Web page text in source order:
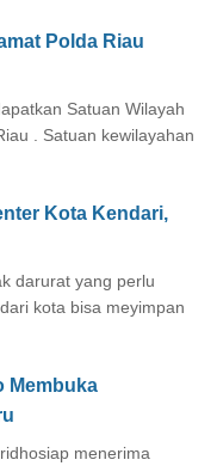
Polda Riau
Satuan Wilayah
. Satuan kewilayahan
Kota Kendari,
darurat yang perlu
kota bisa meyimpan
Membuka
menerima